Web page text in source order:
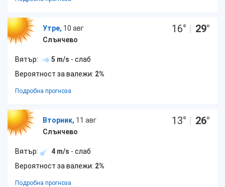
Утре, 10 авг
Слънчево
16° | 29°
Вятър: 5 m/s - слаб
Вероятност за валежи: 2%
Подробна прогноза
Вторник, 11 авг
Слънчево
13° | 26°
Вятър: 4 m/s - слаб
Вероятност за валежи: 2%
Подробна прогноза